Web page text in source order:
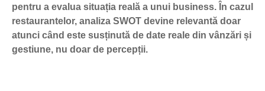
pentru a evalua situația reală a unui business. În cazul
restaurantelor, analiza SWOT devine relevantă doar
atunci când este susținută de date reale din vânzări și
gestiune, nu doar de percepții.